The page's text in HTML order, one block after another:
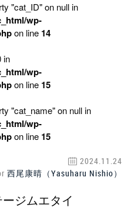
"cat_ID" on null in
wp-
on line 14
in
wp-
on line 15
"cat_name" on null in
wp-
on line 15
2024.11.24
西尾康晴（Yasuharu Nishio）
ジムエタイ